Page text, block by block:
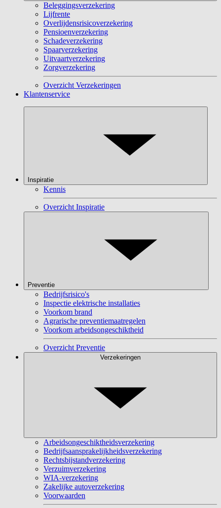
Beleggingsverzekering
Lijfrente
Overlijdensrisicoverzekering
Pensioenverzekering
Schadeverzekering
Spaarverzekering
Uitvaartverzekering
Zorgverzekering
Overzicht Verzekeringen
Klantenservice
Inspiratie
Kennis
Overzicht Inspiratie
Preventie
Bedrijfsrisico's
Inspectie elektrische installaties
Voorkom brand
Agrarische preventiemaatregelen
Voorkom arbeidsongeschiktheid
Overzicht Preventie
Verzekeringen
Arbeidsongeschiktheidsverzekering
Bedrijfsaansprakelijkheidsverzekering
Rechtsbijstandverzekering
Verzuimverzekering
WIA-verzekering
Zakelijke autoverzekering
Voorwaarden